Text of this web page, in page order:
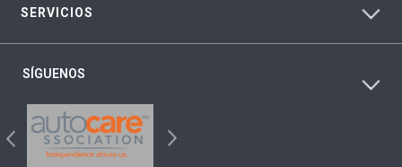
SERVICIOS
SÍGUENOS